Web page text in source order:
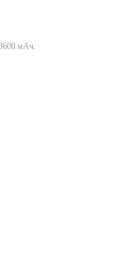
мАч.